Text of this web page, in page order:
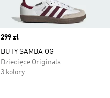
Price
299 zł
BUTY SAMBA OG
Dziecięce Originals
3 kolory